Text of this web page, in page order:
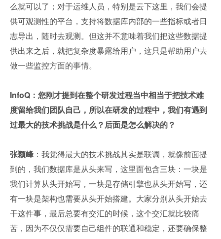
么就可以了；对于运维人员，特别是云下这里，我们会提
供可观测性的平台，支持将数据库内部的一些指标或者日
志导出，随时去观测。但这并不意味着我们把这些数据提
供出来之后，就把复杂度暴露给用户，这只是帮助用户去
做一些监控方面的事情。
InfoQ：您刚才提到在整个研发过程当中相当于把技术难
度留给我们团队自己，所以在研发的过程中，我们有遇到
过最大的技术挑战是什么？后面是怎么解决的？
张颖峰 ：我觉得最大的技术挑战其实是联调，就像前面提
到的，我们数据库是从头来写，这里面包含三块：一块是
我们计算从头开始写，一块是存储引擎也从头开始写，还
有一块是架构也需要从头开始搭建。大家分别从头开始去
干这件事，最后总要有交汇的时候，这个交汇就比较痛
苦，因为不仅仅需要自己组件的联通和稳定，还要确保整